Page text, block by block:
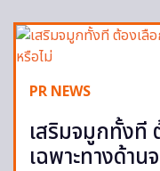
PR NEWS
เสริมจมูกทั้งที
เฉพาะทางด้า